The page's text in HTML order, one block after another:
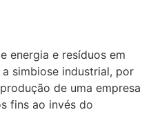
energia e resíduos em
simbiose industrial, por
de uma empresa
fins ao invés do